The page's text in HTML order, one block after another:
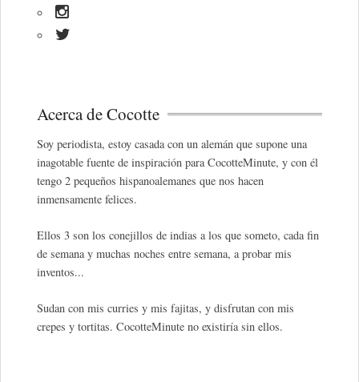
Acerca de Cocotte
Soy periodista, estoy casada con un alemán que supone una
inagotable fuente de inspiración para CocotteMinute, y con él
tengo 2 pequeños hispanoalemanes que nos hacen
inmensamente felices.
Ellos 3 son los conejillos de indias a los que someto, cada fin
de semana y muchas noches entre semana, a probar mis
inventos...
Sudan con mis curries y mis fajitas, y disfrutan con mis
crepes y tortitas. CocotteMinute no existiría sin ellos.